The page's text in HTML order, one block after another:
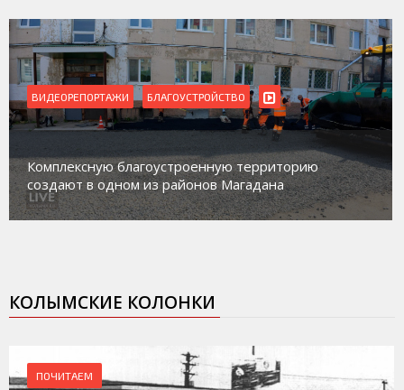
ВИДЕОРЕПОРТАЖИ
Магадан присоединился к пилотному проекту по
работе с несовершеннолетними из групп
социального риска «Переправа»
КОЛЫМСКИЕ КОЛОНКИ
ПОЧИТАЕМ